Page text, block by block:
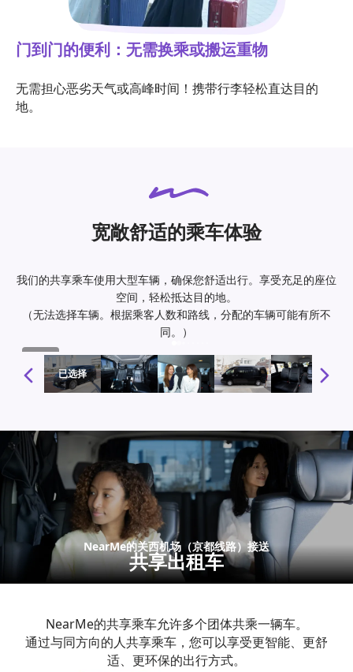
门到门的便利：无需换乘或搬运重物
无需担心恶劣天气或高峰时间！携带行李轻松直达目的
地。
宽敞舒适的乘车体验
我们的共享乘车使用大型车辆，确保您舒适出行。享受充足的座位
空间，轻松抵达目的地。
（无法选择车辆。根据乘客人数和路线，分配的车辆可能有所不
同。）
1 / 10
已选择
NearMe的关西机场（京都线路）接送
共享出租车
NearMe的共享乘车允许多个团体共乘一辆车。
通过与同方向的人共享乘车，您可以享受更智能、更舒
适、更环保的出行方式。